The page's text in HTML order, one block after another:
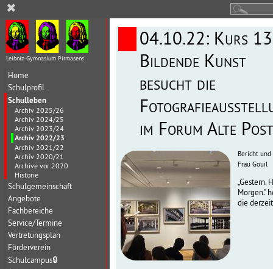
Leibniz-Gymnasium Pirmasens
Home
Schulprofil
Schulleben
Archiv 2025/26
Archiv 2024/25
Archiv 2023/24
Archiv 2022/23
Archiv 2021/22
Archiv 2020/21
Archive vor 2020
Historie
Schulgemeinschaft
Angebote
Fachbereiche
Service/Termine
Vertretungsplan
Förderverein
Schulcampus🔒
04.10.22: Kurs 13
Bildende Kunst
besucht die
im Forum Alte Post
Bericht und
Frau Gouil
„Gestern.
Morgen."
die
✖